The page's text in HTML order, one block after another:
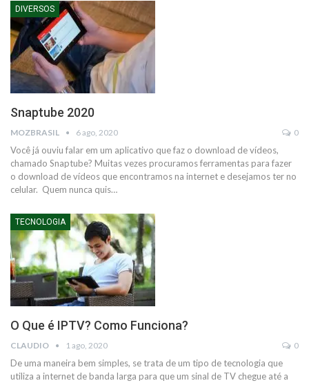
DIVERSOS
Snaptube 2020
MOZBRASIL 6 ago, 2020 0
Você já ouviu falar em um aplicativo que faz o download de vídeos,
chamado Snaptube? Muitas vezes procuramos ferramentas para fazer
o download de vídeos que encontramos na internet e desejamos ter no
celular. Quem nunca quis…
TECNOLOGIA
O Que é IPTV? Como Funciona?
CLAUDIO 1 ago, 2020 0
De uma maneira bem simples, se trata de um tipo de tecnologia que
utiliza a internet de banda larga para que um sinal de TV chegue até a